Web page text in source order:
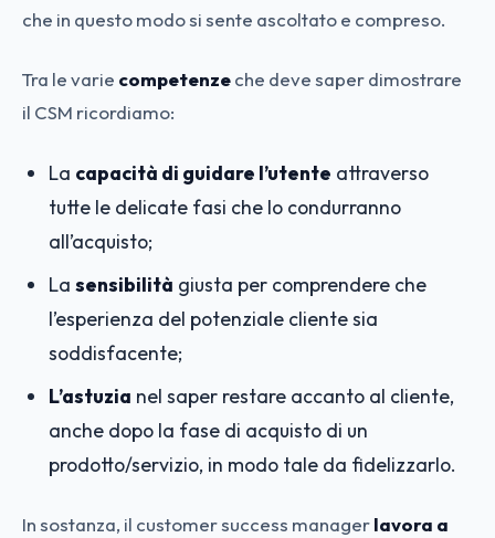
che in questo modo si sente ascoltato e compreso.
Tra le varie competenzeche deve saper dimostrare
il CSM ricordiamo:
La capacità di guidare l’utente attraverso
tutte le delicate fasi che lo condurranno
all’acquisto;
La sensibilità giusta per comprendere che
l’esperienza del potenziale cliente sia
soddisfacente;
L’astuzia nel saper restare accanto al cliente,
anche dopo la fase di acquisto di un
prodotto/servizio, in modo tale da fidelizzarlo.
In sostanza, il customer success managerlavora a